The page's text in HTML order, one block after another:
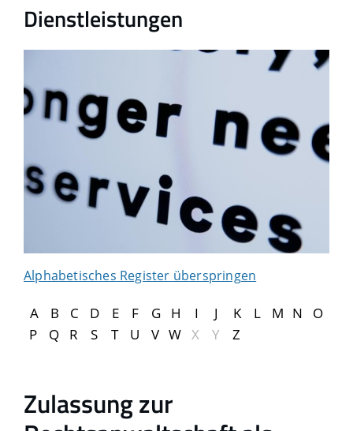
Dienstleistungen
Alphabetisches Register überspringen
A B C D E F G H I J K L M N
O
P
Q R S T U V W X Y Z
Zulassung zur